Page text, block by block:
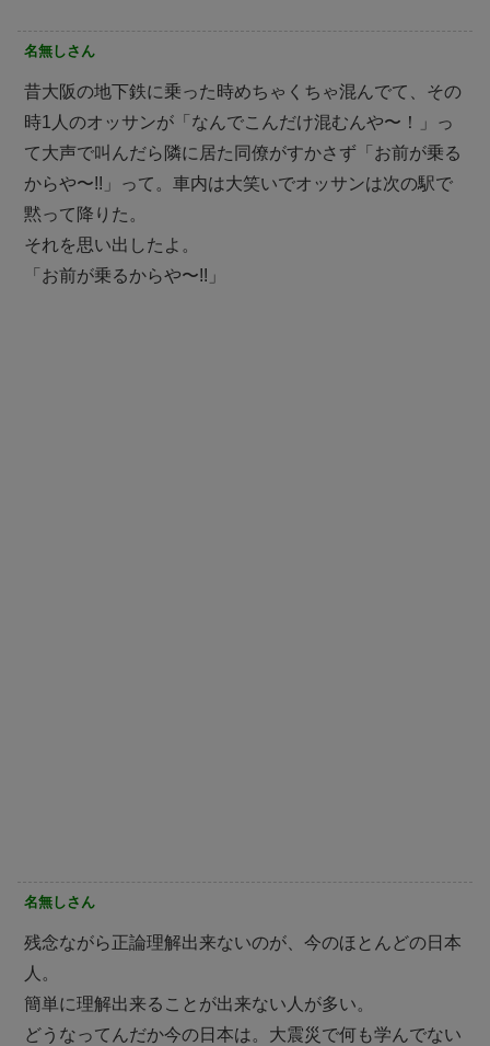
名無しさん
昔大阪の地下鉄に乗った時めちゃくちゃ混んでて、その
時1人のオッサンが「なんでこんだけ混むんや〜！」っ
て大声で叫んだら隣に居た同僚がすかさず「お前が乗る
からや〜!!」って。車内は大笑いでオッサンは次の駅で
黙って降りた。
それを思い出したよ。
「お前が乗るからや〜!!」
名無しさん
残念ながら正論理解出来ないのが、今のほとんどの日本
人。
簡単に理解出来ることが出来ない人が多い。
どうなってんだか今の日本は。大震災で何も学んでない